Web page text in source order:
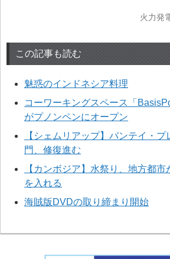
火力発
この記事も読む
魅惑のインドネシア料理
コーワーキングスペース「
がプノンペンにオープン
【シェムリアップ】バンテイ・
門、修復進む
【カンボジア】水祭り、地方都
を入れる
海賊版DVDの取り締まり開始